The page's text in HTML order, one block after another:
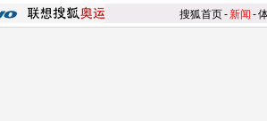
搜狐首页-新闻 -